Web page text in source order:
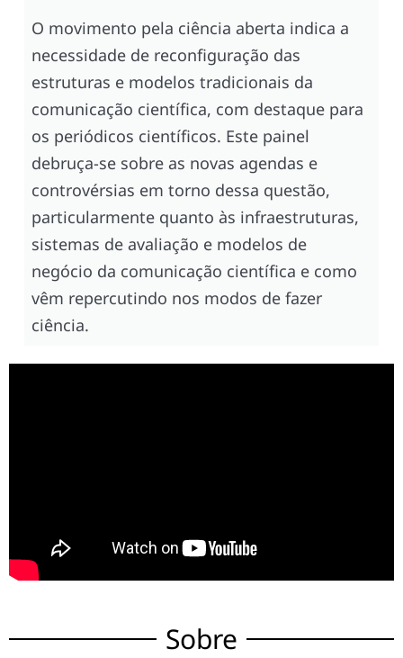
O movimento pela ciência aberta indica a
necessidade de reconfiguração das
estruturas e modelos tradicionais da
comunicação científica, com destaque para
os periódicos científicos. Este painel
debruça-se sobre as novas agendas e
controvérsias em torno dessa questão,
particularmente quanto às infraestruturas,
sistemas de avaliação e modelos de
negócio da comunicação científica e como
vêm repercutindo nos modos de fazer
ciência.
Sobre